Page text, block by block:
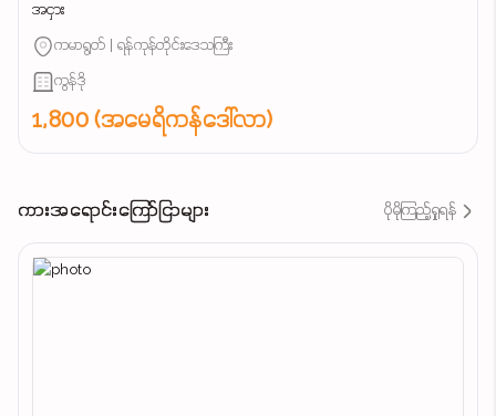
အငှား
ကမာရွတ် | ရန်ကုန်တိုင်းဒေသကြီး
ကွန်ဒို
1,800 (အမေရိကန်ဒေါ်လာ)
ကားအရောင်းကြော်ငြာများ ပိုမိုကြည့်ရှုရန်